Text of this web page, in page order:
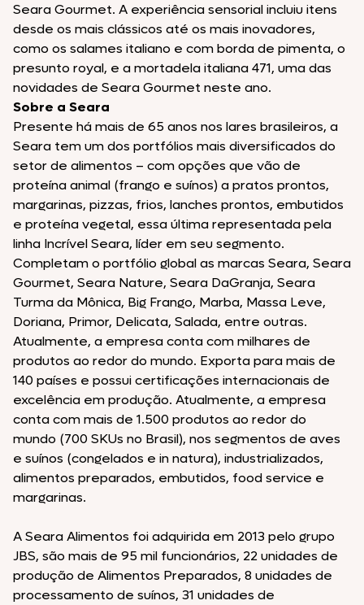
Seara Gourmet. A experiência sensorial incluiu itens
desde os mais clássicos até os mais inovadores,
como os salames italiano e com borda de pimenta, o
presunto royal, e a mortadela italiana 471, uma das
novidades de Seara Gourmet neste ano.
Sobre a Seara
Presente há mais de 65 anos nos lares brasileiros, a
Seara tem um dos portfólios mais diversificados do
setor de alimentos – com opções que vão de
proteína animal (frango e suínos) a pratos prontos,
margarinas, pizzas, frios, lanches prontos, embutidos
e proteína vegetal, essa última representada pela
linha Incrível Seara, líder em seu segmento.
Completam o portfólio global as marcas Seara, Seara
Gourmet, Seara Nature, Seara DaGranja, Seara
Turma da Mônica, Big Frango, Marba, Massa Leve,
Doriana, Primor, Delicata, Salada, entre outras.
Atualmente, a empresa conta com milhares de
produtos ao redor do mundo. Exporta para mais de
140 países e possui certificações internacionais de
excelência em produção. Atualmente, a empresa
conta com mais de 1.500 produtos ao redor do
mundo (700 SKUs no Brasil), nos segmentos de aves
e suínos (congelados e in natura), industrializados,
alimentos preparados, embutidos, food service e
margarinas.
A Seara Alimentos foi adquirida em 2013 pelo grupo
JBS, são mais de 95 mil funcionários, 22 unidades de
produção de Alimentos Preparados, 8 unidades de
processamento de suínos, 31 unidades de